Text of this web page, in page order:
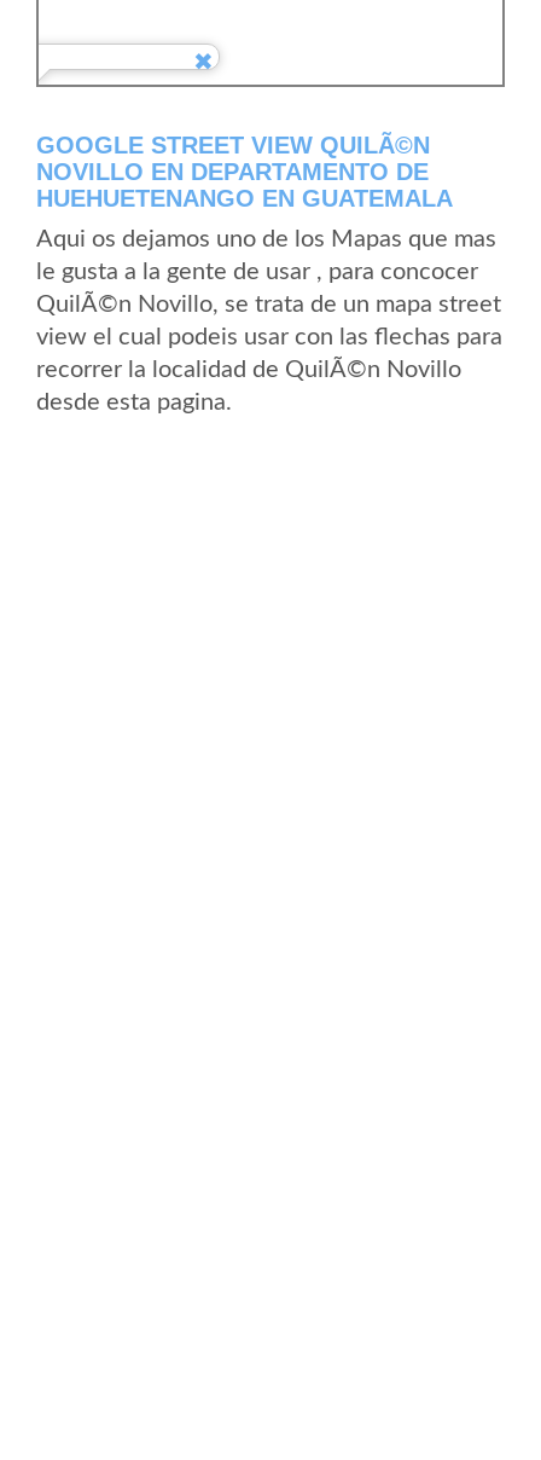
GOOGLE STREET VIEW QUILÃ©N
NOVILLO EN DEPARTAMENTO DE
HUEHUETENANGO EN GUATEMALA
Aqui os dejamos uno de los Mapas que mas
le gusta a la gente de usar , para concocer
QuilÃ©n Novillo, se trata de un mapa street
view el cual podeis usar con las flechas para
recorrer la localidad de QuilÃ©n Novillo
desde esta pagina.